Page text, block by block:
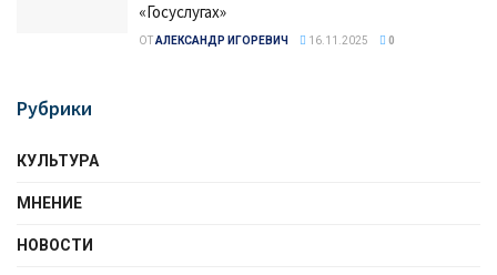
«Госуслугах»
ОТАЛЕКСАНДР ИГОРЕВИЧ 16.11.2025 0
Рубрики
КУЛЬТУРА
МНЕНИЕ
НОВОСТИ